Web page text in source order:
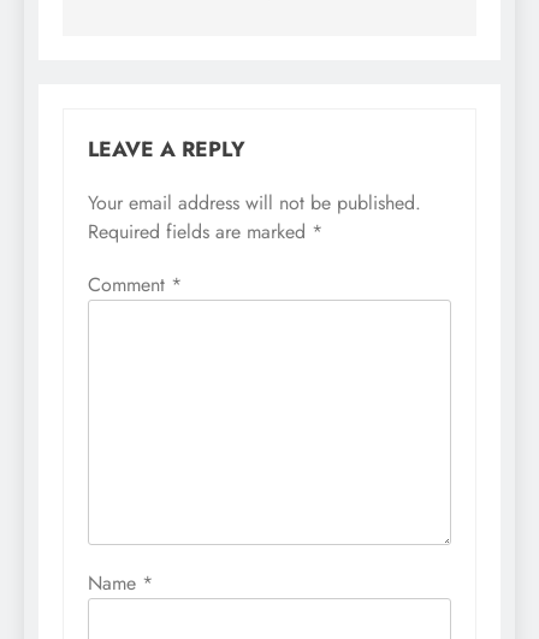
LEAVE A REPLY
Your email address will not be published.
Required fields are marked *
Comment *
Name *